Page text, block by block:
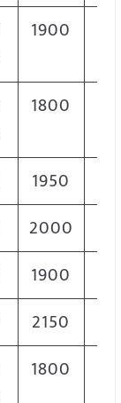
1900
1800
1950
2000
1900
2150
1800